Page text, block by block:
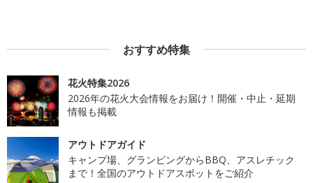
おすすめ特集
花火特集2026
2026年の花火大会情報をお届け！開催・中止・延期
情報も掲載
アウトドアガイド
キャンプ場、グランピングからBBQ、アスレチック
まで！全国のアウトドアスポットをご紹介